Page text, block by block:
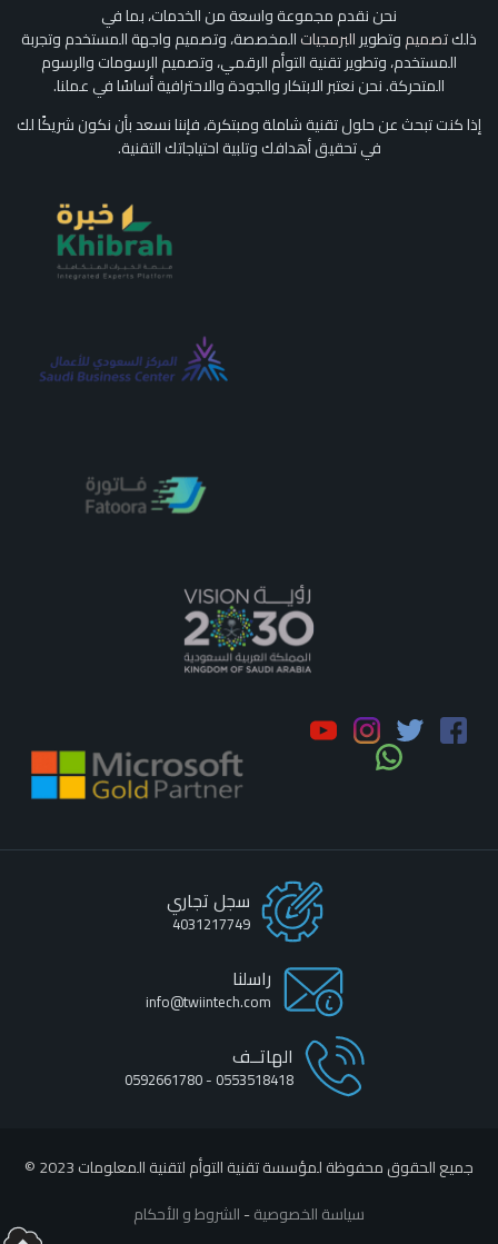
نحن نقدم مجموعة واسعة من الخدمات، بما في
ذلكتصميموتطويرالبرمجياتالمخصصة، وتصميم واجهة المستخدم وتجربة
المستخدم، وتطوير تقنية التوأم الرقمي، وتصميم الرسومات والرسوم
المتحركة. نحن نعتبر الابتكار والجودة والاحترافية أساسًا في عملنا.
إذا كنت تبحث عن حلول تقنية شاملة ومبتكرة، فإننا نسعد بأن نكون شريكًا لك
في تحقيق أهدافك وتلبية احتياجاتك التقنية.
سجل تجاري
4031217749
راسلنا
info@twiintech.com
الهاتــف
0553518418 - 0592661780
جميع الحقوق محفوظة لمؤسسة تقنية التوأم لتقنية المعلومات 2023 ©
سياسة الخصوصية-الشروط و الأحكام